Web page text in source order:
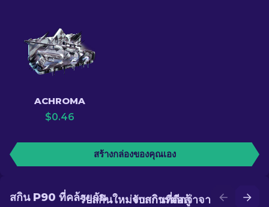
ACHROMA
$0.46
สร้างกล่องของคุณเอง
รับสกินที่ดีกว่าจากการอัป
รับสกินใหม่จากการต่อสู้
สกิน P90 ที่คล้ายกัน